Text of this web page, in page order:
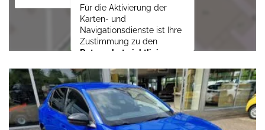
Für die Aktivierung der
Karten- und
Navigationsdienste ist Ihre
Zustimmung zu den
Datenschutzrichtlinien
LLC
erforderlich.
Zustimmen und
aktivieren